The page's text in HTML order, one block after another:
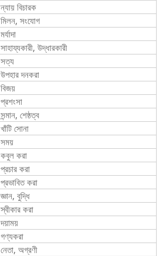
ন্যায় বিচারক
মিলন, সংযোগ
মর্যাদা
সাহায্যকারী, উদ্ধারকারী
সত্য
উপহার দনকরা
বিজয়
প্রশংসা
সন্মান, শেষ্ঠত্ব
খাঁটি সোনা
সময়
কবুল করা
প্রচার করা
প্রভাবিত করা
জ্ঞান, বুদ্ধি
স্বীকার করা
দয়াময়
গণ্যকরা
নেতা, অগ্রণী